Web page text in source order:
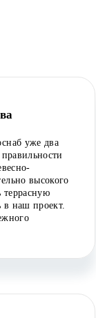
уже два
высокого
террасную
в наш проект.